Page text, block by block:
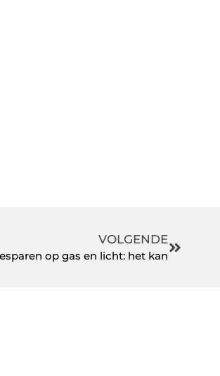
VOLGENDE
op gas en licht: het kan